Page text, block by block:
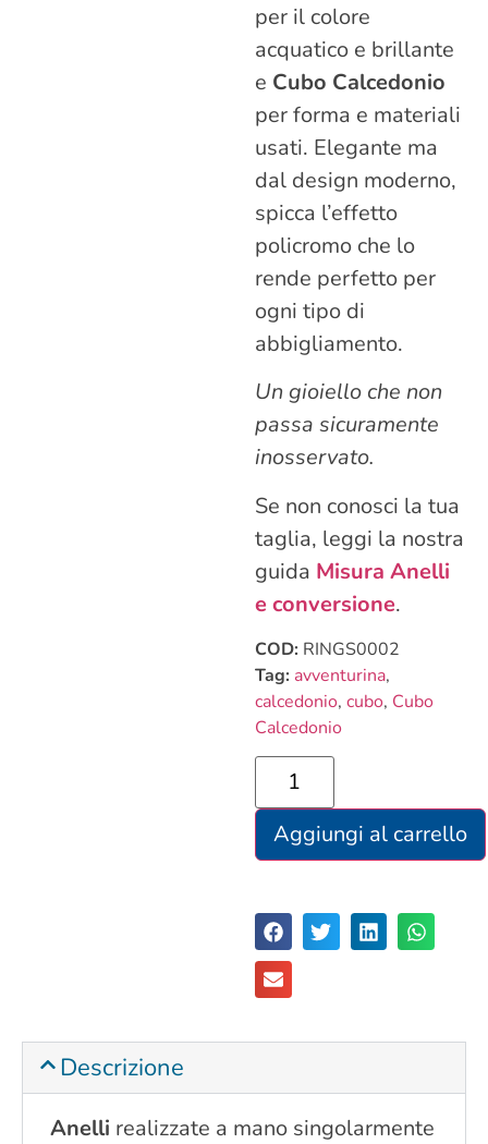
per il colore
acquatico e brillante
e Cubo Calcedonio
per forma e materiali
usati. Elegante ma
dal design moderno,
spicca l’effetto
policromo che lo
rende perfetto per
ogni tipo di
abbigliamento.
Un gioiello che non
passa sicuramente
inosservato.
Se non conosci la tua
taglia, leggi la nostra
guida Misura Anelli
e conversione.
COD: RINGS0002
Tag: avventurina,
calcedonio, cubo, Cubo
Calcedonio
Aggiungi al carrello
Descrizione
Anelli realizzate a mano singolarmente